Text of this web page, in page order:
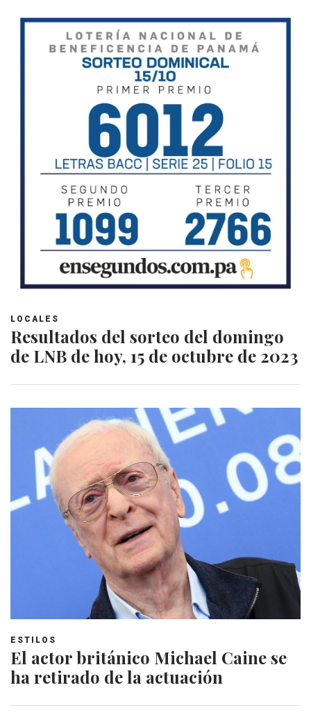
LOCALES
Resultados del sorteo del domingo
de LNB de hoy, 15 de octubre de 2023
ESTILOS
El actor británico Michael Caine se
ha retirado de la actuación